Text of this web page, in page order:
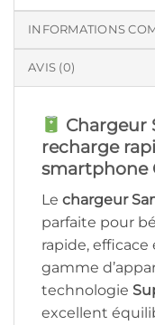
INFORMATIONS
AVIS (0)
Chargeur
recharge
smartphone
Le chargeur
parfaite pour
rapide,
gamme
technologie
excellent